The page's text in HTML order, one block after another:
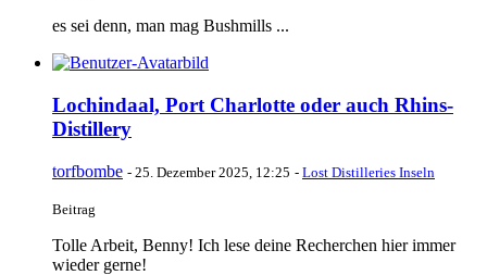
es sei denn, man mag Bushmills ...
Lochindaal, Port Charlotte oder auch Rhins-
Distillery
torfbombe - 25. Dezember 2025, 12:25 - Lost Distilleries Inseln
Beitrag
Tolle Arbeit, Benny! Ich lese deine Recherchen hier immer
wieder gerne!